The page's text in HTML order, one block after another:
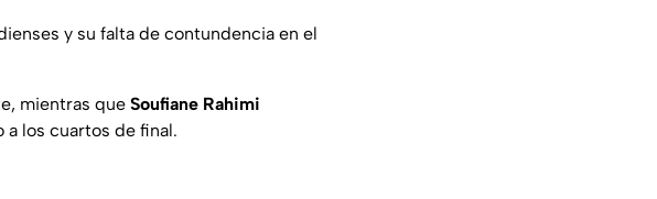
y su falta de contundencia en el
mientras que Soufiane Rahimi
los cuartos de final.